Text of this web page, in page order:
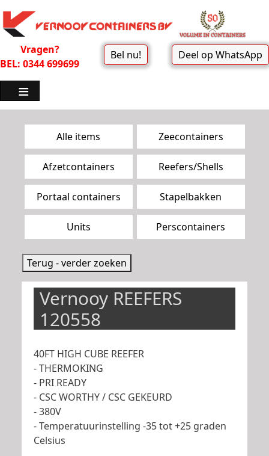
Vragen?
BEL: 0344 699699
Bel nu! Deel op WhatsApp
Zoekpagina menu
Alle items Zeecontainers
Afzetcontainers Reefers/Shells
Portaal containers Stapelbakken
Units Perscontainers
Terug - verder zoeken
Vernooy REEFERS
120558
40FT HIGH CUBE REEFER
- THERMOKING
- PRI READY
- CSC WORTHY / CSC GEKEURD
- 380V
- Temperatuurinstelling -35 tot +25 graden
Celsius